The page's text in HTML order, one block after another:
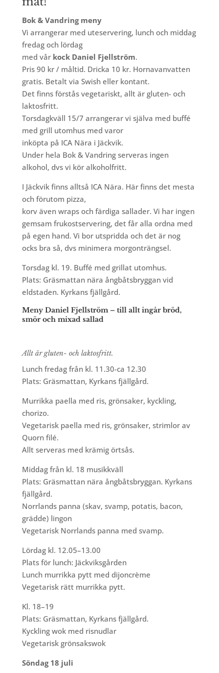
Bok & Vandring meny
Vi arrangerar med uteservering, lunch och middag
fredag och lördag
med vår kock Daniel Fjellström.
Pris 90 kr / måltid. Dricka 10 kr. Hornavanvatten
gratis. Betalt via Swish eller kontant.
Det finns förstås vegetariskt, allt är gluten- och
laktosfritt.
Torsdagkväll 15/7 arrangerar vi själva med buffé
med grill utomhus med varor
inköpta på ICA Nära i Jäckvik.
Under hela Bok & Vandring serveras ingen
alkohol, dvs vi kör alkoholfritt.
I Jäckvik finns alltså ICA Nära. Här finns det mesta
och förutom pizza,
korv även wraps och färdiga sallader. Vi har ingen
gemsam frukostservering, det får alla ordna med
på egen hand. Vi bor utspridda och det är nog
ocks bra så, dvs minimera morgonträngsel.
Torsdag kl. 19. Buffé med grillat utomhus.
Plats: Gräsmattan nära ångbåtsbryggan vid
eldstaden. Kyrkans fjällgård.
Meny Daniel Fjellström – till allt ingår bröd,
smör och mixad sallad
Allt är gluten- och laktosfritt.
Lunch fredag från kl. 11.30-ca 12.30
Plats: Gräsmattan, Kyrkans fjällgård.
Murrikka paella med ris, grönsaker, kyckling,
chorizo.
Vegetarisk paella med ris, grönsaker, strimlor av
Quorn filé.
Allt serveras med krämig örtsås.
Middag från kl. 18 musikkväll
Plats: Gräsmattan nära ångbåtsbryggan. Kyrkans
fjällgård.
Norrlands panna (skav, svamp, potatis, bacon,
grädde) lingon
Vegetarisk Norrlands panna med svamp.
Lördag kl. 12.05–13.00
Plats för lunch: Jäckviksgården
Lunch murrikka pytt med dijoncrème
Vegetarisk rätt murrikka pytt.
Kl. 18–19
Plats: Gräsmattan, Kyrkans fjällgård.
Kyckling wok med risnudlar
Vegetarisk grönsakswok
Söndag 18 juli